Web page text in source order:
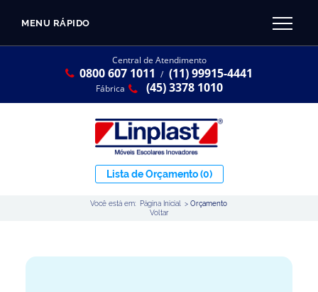
MENU RÁPIDO
Central de Atendimento
0800 607 1011 / (11) 99915-4441
Fábrica (45) 3378 1010
Lista de Orçamento(0)
Você está em: Página Inicial >Orçamento
Voltar
Linha Resina Plástica
Ambiente Maker
CATÁLOGO LINPLAST 2025
SOBRE A EMPRESA